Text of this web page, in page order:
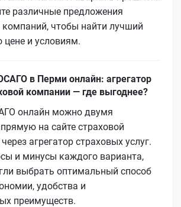
различные предложения
компаний, чтобы найти лучший
цене и условиям.
в Перми онлайн: агрегатор
компании — где выгоднее?
онлайн можно двумя
на сайте страховой
агрегатор страховых услуг.
и минусы каждого варианта,
выбрать оптимальный способ
удобства и
преимуществ.